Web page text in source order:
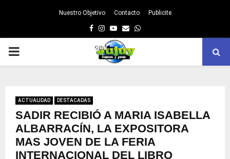
Nuestro Objetivo Contacto Publicite
Facebook
Instagram
Youtube
EmailWhatsapp
PRIMARY
ACTUALIDAD DESTACADAS
SADIR RECIBIÓ A MARIA ISABELLA
ALBARRACÍN, LA EXPOSITORA
MAS JOVEN DE LA FERIA
INTERNACIONAL DEL LIBRO